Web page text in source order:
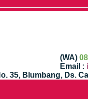
(WA)
Email :
35, Blumbang, Ds.